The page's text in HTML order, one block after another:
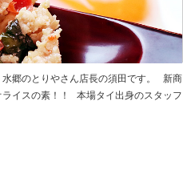
郷のとりやさん店長の須田です。 新商
イスの素！！ 本場タイ出身のスタッフ